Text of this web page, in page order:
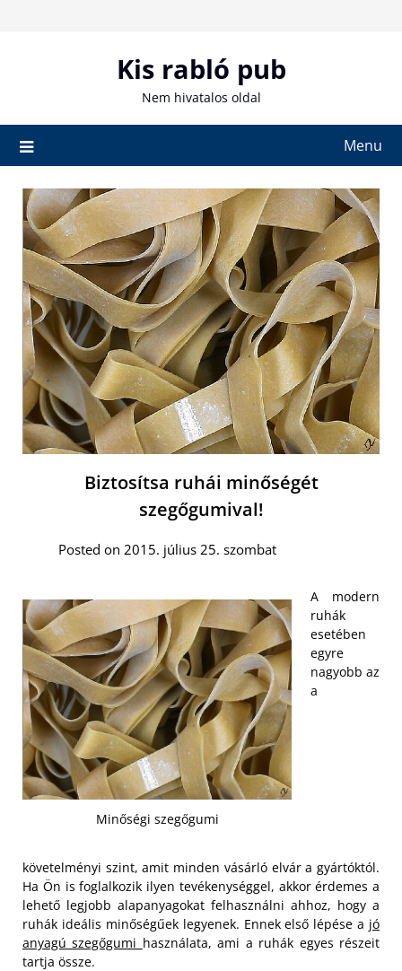
Kis rabló pub
Nem hivatalos oldal
Menu
Biztosítsa ruhái minőségét
szegőgumival!
Posted on 2015. július 25. szombat
Minőségi szegőgumi
A modern
ruhák
esetében
egyre
nagyobb az
a
követelményi szint, amit minden vásárló elvár a gyártóktól.
Ha Ön is foglalkozik ilyen tevékenységgel, akkor érdemes a
lehető legjobb alapanyagokat felhasználni ahhoz, hogy a
ruhák ideális minőségűek legyenek. Ennek első lépése a jó
anyagú szegőgumi használata, ami a ruhák egyes részeit
tartja össze.